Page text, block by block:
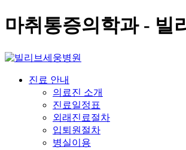
마취통증의학과 - 빌
진료 안내
의료진 소개
진료일정표
외래진료절차
입퇴원절차
병실이용